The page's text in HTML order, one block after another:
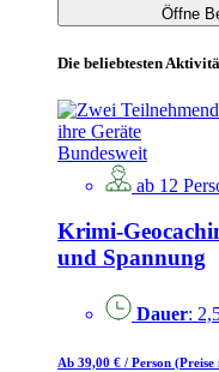
Öffne
Die beliebtesten
Bundesweit
ab 12
Krimi-
und Spannung
Dauer:
Ab 39,00 € / Person